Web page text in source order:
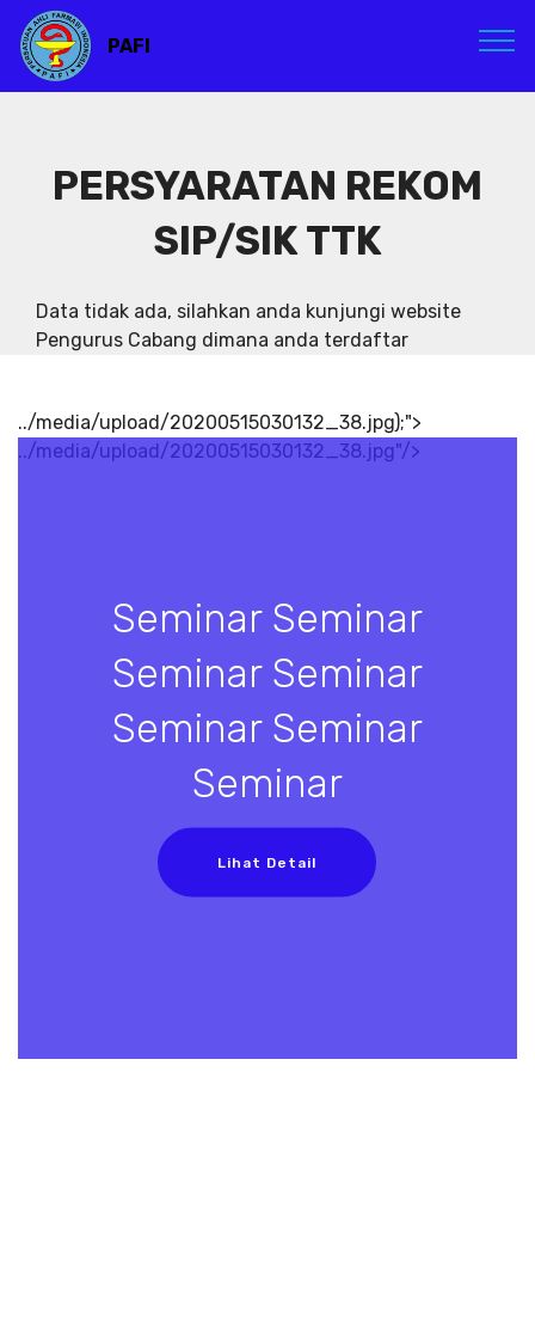
PAFI
PERSYARATAN REKOM
SIP/SIK TTK
Data tidak ada, silahkan anda kunjungi website
Pengurus Cabang dimana anda terdaftar
../media/upload/20200515030132_38.jpg);">
../media/upload/20200515030132_38.jpg"/>
Seminar Seminar
Seminar Seminar
Seminar Seminar
Seminar
Lihat Detail